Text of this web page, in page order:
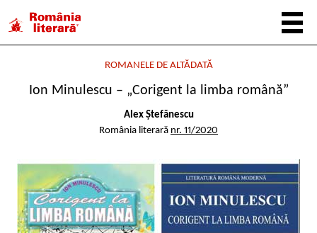
ROMANELE DE ALTĂDATĂ
Ion Minulescu – „Corigent la limba română”
Alex Ștefănescu
România literară nr. 11/2020